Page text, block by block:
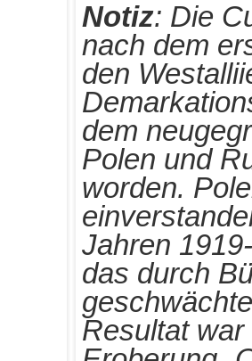
Notiz: Die
nach dem
den
dem
Polen und
worden.
Jahren
das durch
Resultat